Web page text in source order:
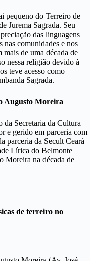
pequeno do Terreiro de
Jurema Sagrada. Seu
das linguagens
nas comunidades e nos
de uma década de
nessa religião devido à
teve acesso como
Sagrada.
Augusto Moreira
Secretaria da Cultura
e gerido em parceria com
parceria da Secult Ceará
Lírica do Belmonte
Moreira na década de
de terreiro no